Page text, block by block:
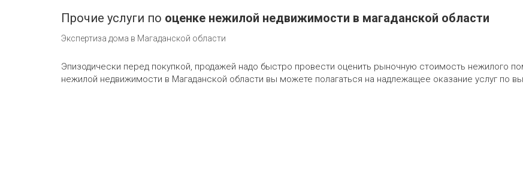
Прочие услуги по оценке нежилой недвижимости в магаданской области
Экспертиза дома в Магаданской области
Эпизодически перед покупкой, продажей надо быстро провести оценить рыночную стоимость нежилого
нежилой недвижимости в Магаданской области вы можете полагаться на надлежащее оказание услуг по